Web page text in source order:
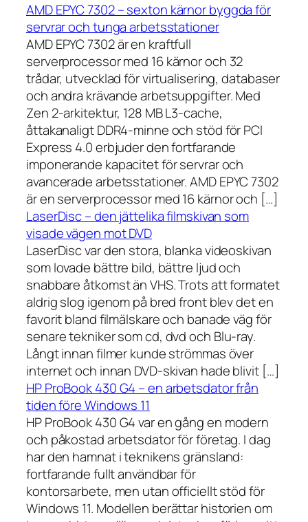
AMD EPYC 7302 – sexton kärnor byggda för
servrar och tunga arbetsstationer
AMD EPYC 7302 är en kraftfull
serverprocessor med 16 kärnor och 32
trådar, utvecklad för virtualisering, databaser
och andra krävande arbetsuppgifter. Med
Zen 2-arkitektur, 128 MB L3-cache,
åttakanaligt DDR4-minne och stöd för PCI
Express 4.0 erbjuder den fortfarande
imponerande kapacitet för servrar och
avancerade arbetsstationer. AMD EPYC 7302
är en serverprocessor med 16 kärnor och […]
LaserDisc – den jättelika filmskivan som
visade vägen mot DVD
LaserDisc var den stora, blanka videoskivan
som lovade bättre bild, bättre ljud och
snabbare åtkomst än VHS. Trots att formatet
aldrig slog igenom på bred front blev det en
favorit bland filmälskare och banade väg för
senare tekniker som cd, dvd och Blu-ray.
Långt innan filmer kunde strömmas över
internet och innan DVD-skivan hade blivit […]
HP ProBook 430 G4 – en arbetsdator från
tiden före Windows 11
HP ProBook 430 G4 var en gång en modern
och påkostad arbetsdator för företag. I dag
har den hamnat i teknikens gränsland:
fortfarande fullt användbar för
kontorsarbete, men utan officiellt stöd för
Windows 11. Modellen berättar historien om